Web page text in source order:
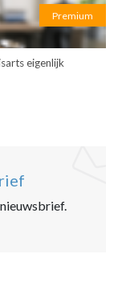
Premium
eigenlijk